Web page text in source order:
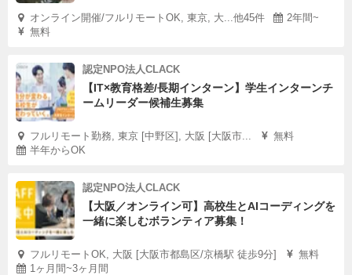
オンライン開催/フルリモートOK, 東京, 大...他45件
2年間~
無料
認定NPO法人CLACK
【IT×教育格差/長期インターン】学生インターンチ
ームリーダー候補生募集
フルリモート勤務, 東京 [中野区], 大阪 [大阪市...
無料
半年からOK
認定NPO法人CLACK
【大阪／オンライン可】高校生とAIコーディングを
一緒に楽しむボランティア募集！
フルリモートOK, 大阪 [大阪市都島区/京橋駅 徒歩9分]
無料
1ヶ月間~3ヶ月間